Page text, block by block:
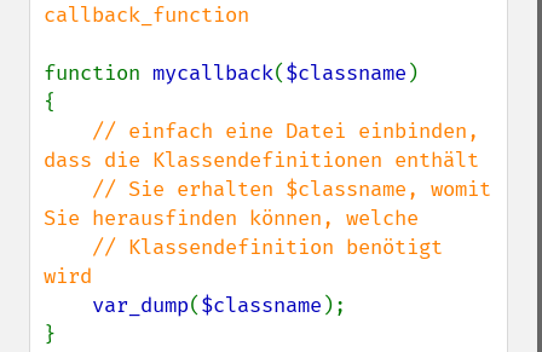
callback_function
function mycallback($classname )
{
// einfach eine Datei einbinden,
dass die Klassendefinitionen enthält
Sie herausfinden können, welche
wird
var_dump($classname );
}